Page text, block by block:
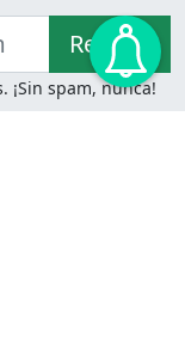
Recibir!
¡Sin spam, nunca!